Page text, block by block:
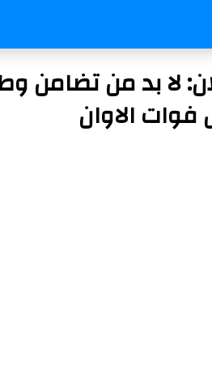
لا بد من تضامن
فوات الاوان